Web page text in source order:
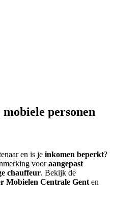
personen
en is je inkomen beperkt?
vooraangepast
chauffeur. Bekijk de
Mobielen Centrale Gent en